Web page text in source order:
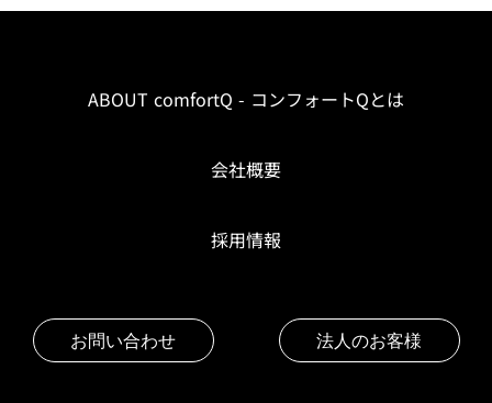
ABOUT comfortQ - コンフォートQとは
会社概要
採用情報
お問い合わせ 法人のお客様